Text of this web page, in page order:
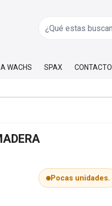
WACHS SPAX CONTACTO
Pocas unidades.